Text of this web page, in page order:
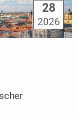
28
2026